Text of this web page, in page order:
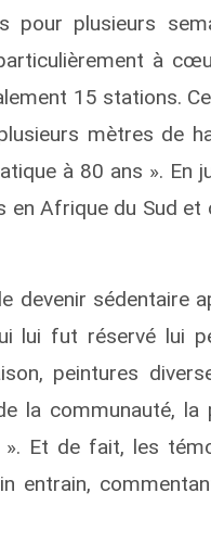
pour plusieurs
à
15 stations.
mètres de
à 80 ans ». En
en Afrique du Sud et
devenir sédentaire
lui fut réservé lui
peintures
la communauté, la
». Et de fait, les
entrain,